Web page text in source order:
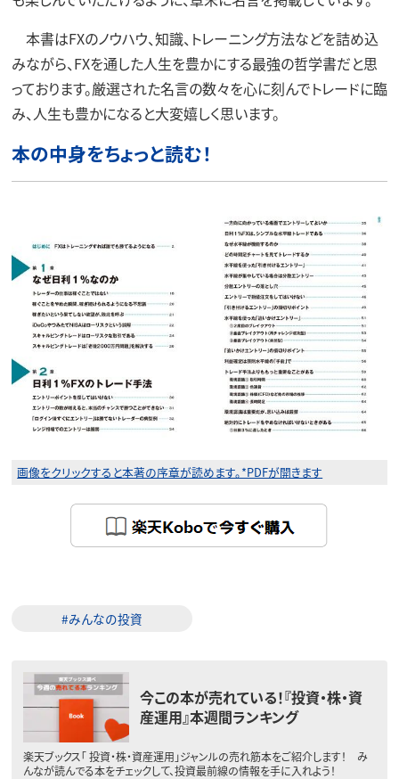
本書はFXのノウハウ、知識、トレーニング方法などを詰め込
みながら、FXを通した人生を豊かにする最強の哲学書だと思
っております。厳選された名言の数々を心に刻んでトレードに臨
み、人生も豊かになると大変嬉しく思います。
本の中身をちょっと読む！
画像をクリックすると本著の序章が読めます。*PDFが開きます
#みんなの投資
今この本が売れている！『投資・株・資
産運用』本週間ランキング
楽天ブックス「 投資・株・資産運用」ジャンルの売れ筋本をご紹介します！ み
んなが読んでる本をチェックして、投資最前線の情報を手に入れよう！